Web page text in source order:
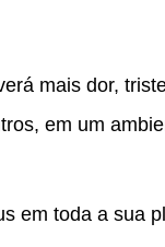
mais dor,
em um
em toda a sua